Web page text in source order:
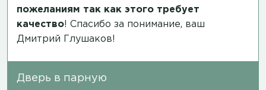
пожеланиям так как этого требует
качество! Спасибо за понимание, ваш
Дмитрий Глушаков!
Дверь в парную